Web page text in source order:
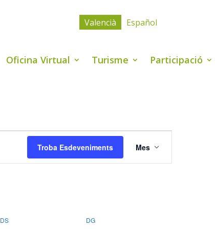
Valencià Español
Oficina Virtual Turisme Participació
Troba Esdeveniments
Navegació
de
Mes
DS DG